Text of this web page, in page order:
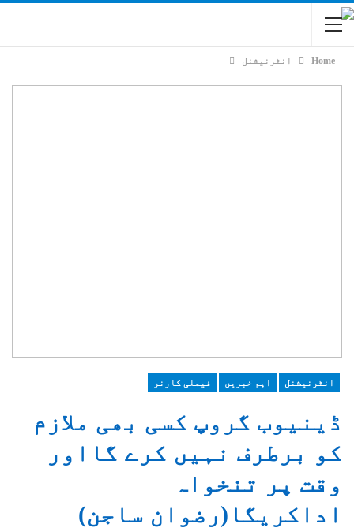
Home انٹرنیشنل
انٹرنیشنل اہم خبریں فیملی کارنر
ڈینیوب گروپ کسی بھی ملازم
کو برطرف نہیں کرے گااور
وقت پر تنخواہ
اداکریگا(رضوان ساجن)